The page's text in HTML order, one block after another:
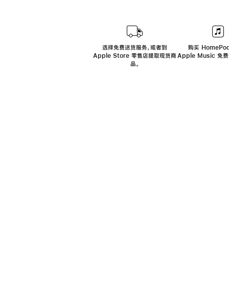
选择免费送货服务，或者到
Apple Store 零售店提取现货商
品。
购买
Apple Music 免费